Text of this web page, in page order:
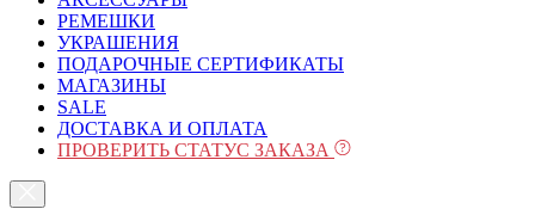
РЕМЕШКИ
УКРАШЕНИЯ
ПОДАРОЧНЫЕ СЕРТИФИКАТЫ
МАГАЗИНЫ
SALE
ДОСТАВКА И ОПЛАТА
ПРОВЕРИТЬ СТАТУС ЗАКАЗА